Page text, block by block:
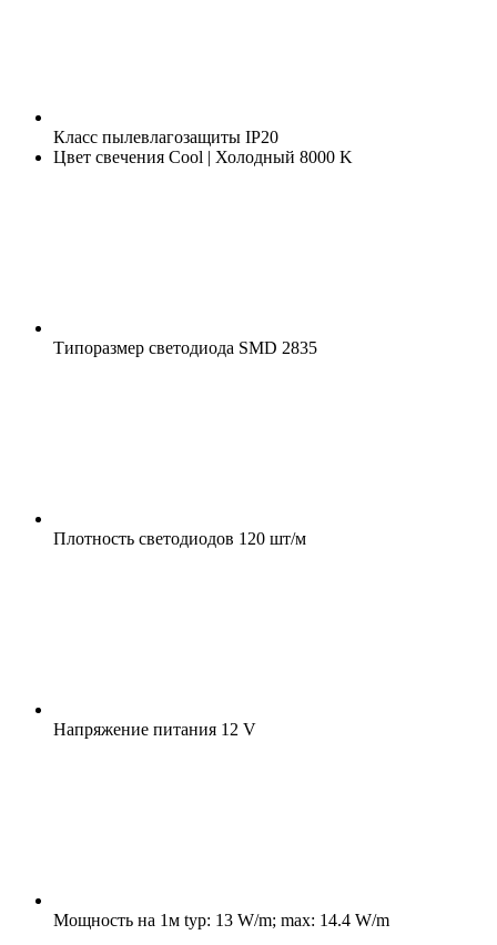
Класс пылевлагозащиты IP20
Цвет свечения Cool | Холодный 8000 K
Типоразмер светодиода SMD 2835
Плотность светодиодов 120 шт/м
Напряжение питания 12 V
Мощность на 1м typ: 13 W/m; max: 14.4 W/m